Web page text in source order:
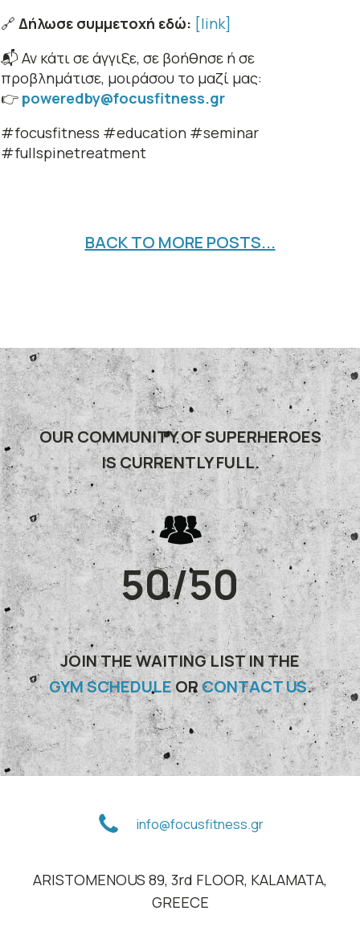
🔗 Δήλωσε συμμετοχή εδώ: [link]
📬 Αν κάτι σε άγγιξε, σε βοήθησε ή σε
προβλημάτισε, μοιράσου το μαζί μας:
👉 poweredby@focusfitness.gr
#focusfitness #education #seminar
#fullspinetreatment
BACK TO MORE POSTS...
OUR COMMUNITY OF SUPERHEROES
IS CURRENTLY FULL.
50/50
JOIN THE WAITING LIST IN THE
GYM SCHEDULEORCONTACT US.
info@focusfitness.gr
ARISTOMENOUS 89, 3rd FLOOR, KALAMATA,
GREECE